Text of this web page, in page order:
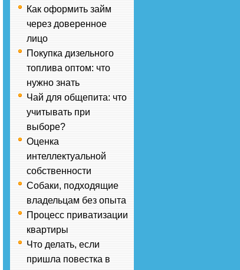
Как оформить займ
через доверенное
лицо
Покупка дизельного
топлива оптом: что
нужно знать
Чай для общепита: что
учитывать при
выборе?
Оценка
интеллектуальной
собственности
Собаки, подходящие
владельцам без опыта
Процесс приватизации
квартиры
Что делать, если
пришла повестка в